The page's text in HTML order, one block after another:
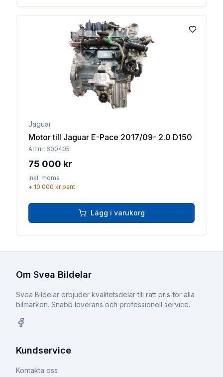
Lägg till
Jaguar
Motor till Jaguar E-Pace 2017/09- 2.0 D150
Art.nr: 600405
75 000 kr
inkl. moms
+ 10 000 krpant
Lägg i varukorg
Om Svea Bildelar
Svea Bildelar erbjuder kvalitetsdelar till rätt pris för alla
bilmärken. Snabb leverans och professionell service.
Kundservice
Kontakta oss